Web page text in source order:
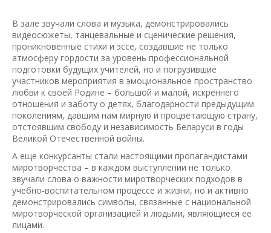
В зале звучали слова и музыка, демонстрировались
видеосюжеты, танцевальные и сценические решения,
проникновенные стихи и эссе, создавшие не только
атмосферу гордости за уровень профессиональной
подготовки будущих учителей, но и погрузившие
участников мероприятия в эмоциональное пространство
любви к своей Родине – большой и малой, искреннего
отношения и заботу о детях, благодарности предыдущим
поколениям, давшим нам мирную и процветающую страну,
отстоявшим свободу и независимость Беларуси в годы
Великой Отечественной войны.
А еще конкурсанты стали настоящими пропагандистами
миротворчества – в каждом выступлении не только
звучали слова о важности миротворческих подходов в
учебно-воспитательном процессе и жизни, но и активно
демонстрировались символы, связанные с национальной
миротворческой организацией и людьми, являющиеся ее
лицами.